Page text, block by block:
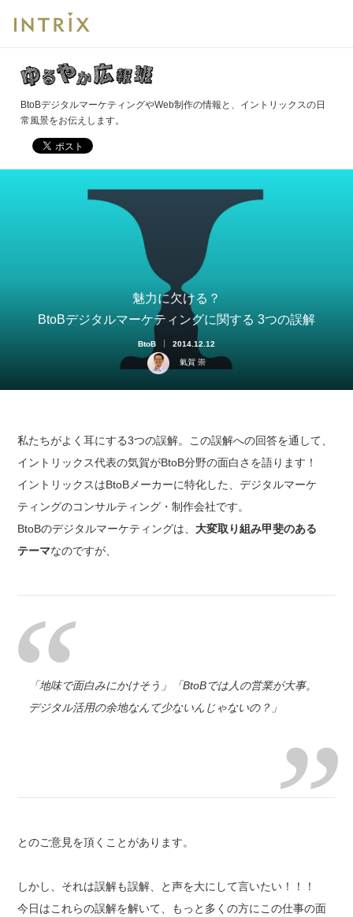
BtoBデジタルマーケティングやWeb制作の情報と、イントリックスの日
常風景をお伝えします。
魅力に欠ける？
BtoBデジタルマーケティングに関する 3つの誤解
BtoB 2014.12.12
氣賀 崇
私たちがよく耳にする3つの誤解。この誤解への回答を通して、
イントリックス代表の気賀がBtoB分野の面白さを語ります！
イントリックスはBtoBメーカーに特化した、デジタルマーケ
ティングのコンサルティング・制作会社です。
BtoBのデジタルマーケティングは、 大変取り組み甲斐のある
テーマなのですが、
「地味で面白みにかけそう」
「BtoBでは人の営業が大事。
デジタル活用の余地なんて少ないんじゃないの？」
とのご意見を頂くことがあります。
しかし、それは誤解も誤解、と声を大にして言いたい！！！
今日はこれらの誤解を解いて、もっと多くの方にこの仕事の面